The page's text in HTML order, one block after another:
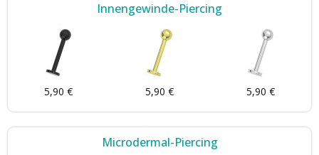
Innengewinde-Piercing
5,90 € 5,90 € 5,90 €
Microdermal-Piercing